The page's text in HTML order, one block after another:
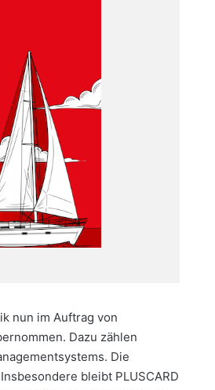
nun im Auftrag von
Dazu zählen
Die
bleibt PLUSCARD